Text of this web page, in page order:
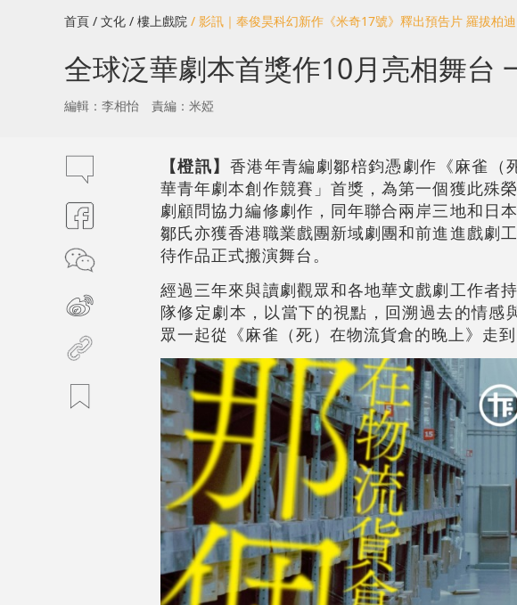
首頁 / 文化 / 樓上戲院 / 影訊｜奉俊昊科幻新作《米奇17號》釋出預告片 羅拔柏
全球泛華劇本首獎作10月亮相舞台
編輯：李相怡 責編：米婭
【橙訊】 香港年青編劇鄒棓鈞憑劇作《麻雀（
華青年劇本創作競賽」首獎，為第一個獲此殊
劇顧問協力編修劇作，同年聯合兩岸三地和日
鄒氏亦獲香港職業戲團新域劇團和前進進戲劇
待作品正式搬演舞台。
經過三年來與讀劇觀眾和各地華文戲劇工作者
隊修定劇本，以當下的視點，回溯過去的情
眾一起從《麻雀（死）在物流貨倉的晚上》走